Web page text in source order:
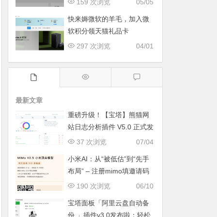
05/05
159 次浏览
快来媷微软的羊毛，加入微
软积分领天猫礼品卡
04/01
297 次浏览
最新文章
重磅升级！【宝塔】熊猫网
站日志分析插件 V5.0 正式发
布：智能体检+多维风控，运
07/04
37 次浏览
小米AI：从“被低估”到“先手
布局” – 注册mimo填邀请码
获取奖励, 赶紧的薅羊毛06/10
190 次浏览
宝塔面板「阿里云盘自动备
份 」插件v3.0发布啦：轻松